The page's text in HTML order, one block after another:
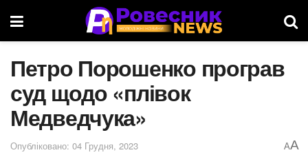
Петро Порошенко програв
суд щодо «плівок
Медведчука»
Опубліковано: 04 Грудня, 2023 AA